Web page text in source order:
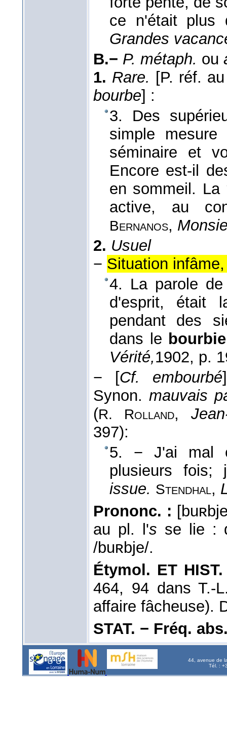
ce n'était plus
Grandes
B.− P. métaph. ou
1. Rare. [P. réf.
bourbe] :
3. Des
simple mesure
séminaire et
Encore est-il
en sommeil. La
active, au
Bernanos,
2. Usuel
− Situation
4. La parole
d'esprit, était
pendant des
dans le
Vérité,1902, p.
−
[Cf. embourbé]
Synon.mauvais
(R. Rolland,
397):
5. − J'ai mal
plusieurs
issue. Stendhal,
Prononc. :
au pl. l's se lie :
/buʀbje/.
Étymol. ET
464, 94 dans T.-
affaire fâcheuse).
STAT. − Fréq.
44, avenue de
Tél. :